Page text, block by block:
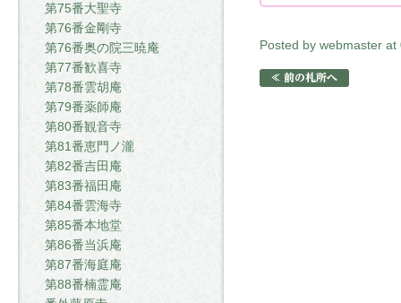
Posted by webmaster at
第75番大聖寺
第76番金剛寺
第76番奥の院三暁庵
第77番歓喜寺
第78番雲胡庵
第79番薬師庵
第80番観音寺
第81番恵門ノ瀧
第82番吉田庵
第83番福田庵
第84番雲海寺
第85番本地堂
第86番当浜庵
第87番海庭庵
第88番楠霊庵